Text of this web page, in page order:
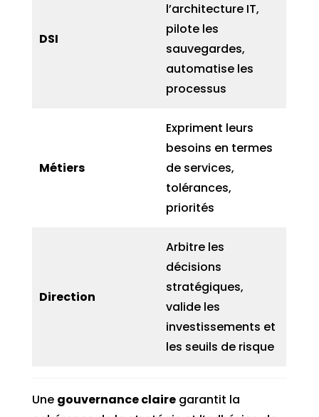
DSI
l’architecture IT,
pilote les
sauvegardes,
automatise les
processus
Métiers
Expriment leurs
besoins en termes
de services,
tolérances,
priorités
Direction
Arbitre les
décisions
stratégiques,
valide les
investissements et
les seuils de risque
Une gouvernance clairegarantit la